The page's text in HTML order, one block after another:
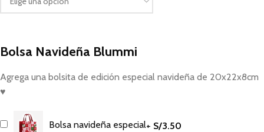
Bolsa Navideña Blummi
Agrega una bolsita de edición especial navideña de 20x22x8cm
♥
Bolsa navideña especial+ S/3.50